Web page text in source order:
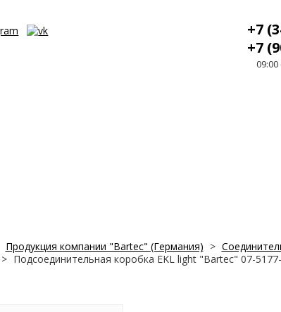
+7
+7
Продукция компании "Bartec" (Германия) >
> Подсоединительная коробка EKL light "Bartec" 07-